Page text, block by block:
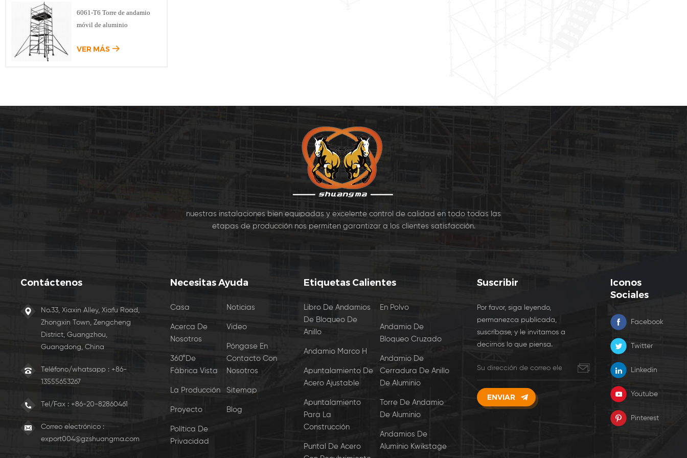
6061-T6 Torre de andamio
móvil de aluminio
VER MÁS
nuestras instalaciones bien equipadas y excelente control de calidad en todo todas las
etapas de producción nos permiten garantizar a los clientes satisfacción.
Contáctenos
No.33, Xiaxin Alley, Xiafu Road,
Zhongxin Town, Zengcheng
District, Guangzhou,
Guangdong, China
Teléfono/whatsapp : +86-
13555653267
Tel/Fax : +86-20-82860461
Correo electrónico :
export004@gzshuangma.com
Necesitas Ayuda
Casa
Acerca De
Nosotros
360°De
Fábrica Vista
La Producción
Proyecto
Política De
Privacidad
Noticias
Video
Póngase En
Contacto Con
Nosotros
Sitemap
Blog
Etiquetas Calientes
Libro De Andamios
De Bloqueo De
Anillo
Andamio Marco H
Apuntalamiento De
Acero Ajustable
Apuntalamiento
Para La
Construcción
Puntal De Acero
En Polvo
Andamio De
Bloqueo Cruzado
Andamio De
Cerradura De Anillo
De Aluminio
Torre De Andamio
De Aluminio
Andamios De
Aluminio Kwikstage
Suscribir
Por favor, siga leyendo,
permanezca publicada,
suscríbase, y le invitamos a
decirnos lo que piensa.
Iconos
Sociales
Facebook
Twitter
Linkedin
Youtube
Pinterest